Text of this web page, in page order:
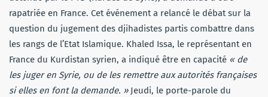
rapatriée en France. Cet événement a relancé le débat sur la
question du jugement des djihadistes partis combattre dans
les rangs de l’Etat Islamique. Khaled Issa, le représentant en
France du Kurdistan syrien, a indiqué être en capacité « de
les juger en Syrie, ou de les remettre aux autorités françaises
si elles en font la demande. »Jeudi, le porte-parole du